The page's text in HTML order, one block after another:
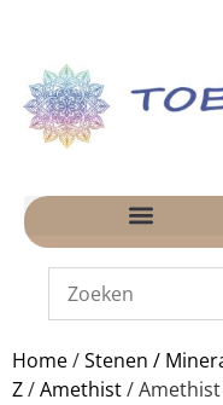
Home/Stenen /
Z/Amethist/